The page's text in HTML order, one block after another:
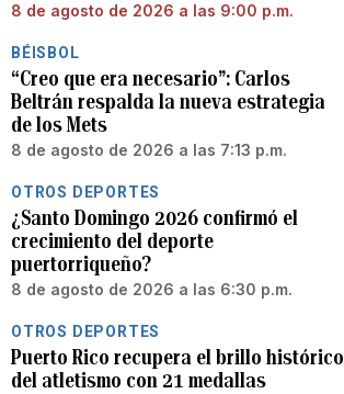
8 de agosto de 2026 a las 9:00 p.m.
BÉISBOL
“Creo que era necesario”: Carlos
Beltrán respalda la nueva estrategia
de los Mets
8 de agosto de 2026 a las 7:13 p.m.
OTROS DEPORTES
¿Santo Domingo 2026 confirmó el
crecimiento del deporte
puertorriqueño?
8 de agosto de 2026 a las 6:30 p.m.
OTROS DEPORTES
Puerto Rico recupera el brillo histórico
del atletismo con 21 medallas